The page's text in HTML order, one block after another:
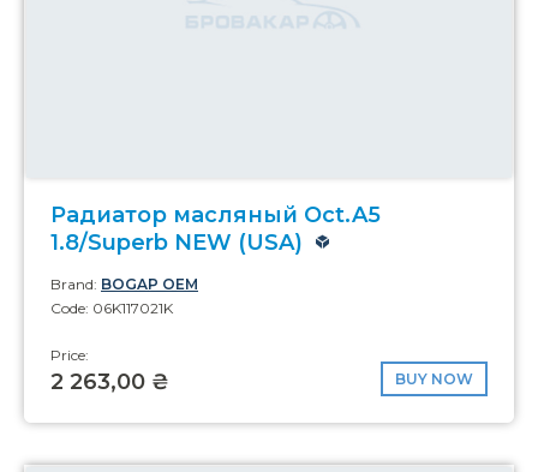
Радиатор масляный Oct.A5
1.8/Superb NEW (USA)
Brand: BOGAP OEM
Code: 06K117021K
Price:
2 263,00 ₴ BUY NOW